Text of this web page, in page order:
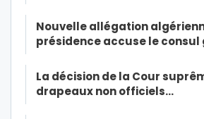
Nouvelle allégation
présidence accuse le
La décision de la Cour
drapeaux non officiels…